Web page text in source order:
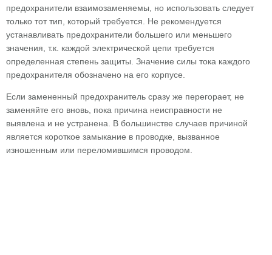
предохранители взаимозаменяемы, но использовать следует
только тот тип, который требуется. Не рекомендуется
устанавливать предохранители большего или меньшего
значения, т.к. каждой электрической цепи требуется
определенная степень защиты. Значение силы тока каждого
предохранителя обозначено на его корпусе.
Если замененный предохранитель сразу же перегорает, не
заменяйте его вновь, пока причина неисправности не
выявлена и не устранена. В большинстве случаев причиной
является короткое замыкание в проводке, вызванное
изношенным или переломившимся проводом.